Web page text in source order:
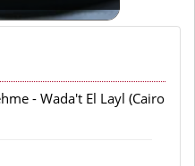
- Wada't El Layl (Cairo